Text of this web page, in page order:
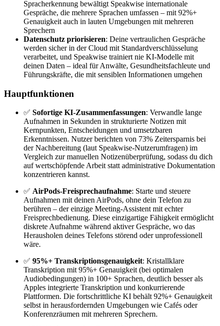
Spracherkennung bewältigt Speakwise internationale
Gespräche, die mehrere Sprachen umfassen – mit 92%+
Genauigkeit auch in lauten Umgebungen mit mehreren
Sprechern
Datenschutz priorisieren: Deine vertraulichen Gespräche
werden sicher in der Cloud mit Standardverschlüsselung
verarbeitet, und Speakwise trainiert nie KI-Modelle mit
deinen Daten – ideal für Anwälte, Gesundheitsfachleute und
Führungskräfte, die mit sensiblen Informationen umgehen
Hauptfunktionen
✅ Sofortige KI-Zusammenfassungen: Verwandle lange
Aufnahmen in Sekunden in strukturierte Notizen mit
Kernpunkten, Entscheidungen und umsetzbaren
Erkenntnissen. Nutzer berichten von 73% Zeitersparnis bei
der Nachbereitung (laut Speakwise-Nutzerumfragen) im
Vergleich zur manuellen Notizenüberprüfung, sodass du dich
auf wertschöpfende Arbeit statt administrative Dokumentation
konzentrieren kannst.
✅ AirPods-Freisprechaufnahme: Starte und steuere
Aufnahmen mit deinen AirPods, ohne dein Telefon zu
berühren – der einzige Meeting-Assistent mit echter
Freisprechbedienung. Diese einzigartige Fähigkeit ermöglicht
diskrete Aufnahme während aktiver Gespräche, wo das
Herausholen deines Telefons störend oder unprofessionell
wäre.
✅ 95%+ Transkriptionsgenauigkeit: Kristallklare
Transkription mit 95%+ Genauigkeit (bei optimalen
Audiobedingungen) in 100+ Sprachen, deutlich besser als
Apples integrierte Transkription und konkurrierende
Plattformen. Die fortschrittliche KI behält 92%+ Genauigkeit
selbst in herausfordernden Umgebungen wie Cafés oder
Konferenzräumen mit mehreren Sprechern.